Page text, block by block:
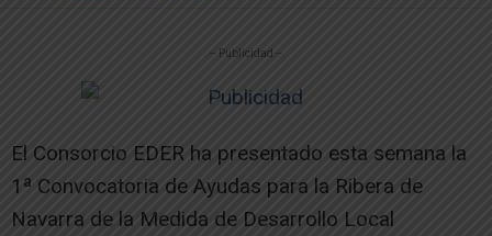
-- Publicidad --
El Consorcio EDER ha presentado esta semana la
1ª Convocatoria de Ayudas para la Ribera de
Navarra de la Medida de Desarrollo Local